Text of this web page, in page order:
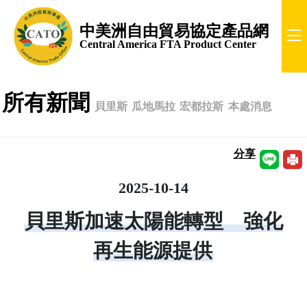
中美洲自由貿易協定產品網
Central America FTA Product Center
所有新聞 貝里斯 瓜地馬拉 宏都拉斯 本處消息
分享
2025-10-14
貝里斯加速太陽能轉型 強化
再生能源提供